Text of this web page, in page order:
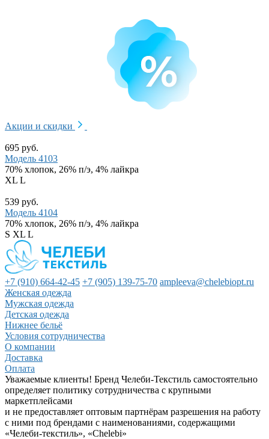
Акции и скидки
695 руб.
Модель 4103
70% хлопок, 26% п/э, 4% лайкра
XL L
539 руб.
Модель 4104
70% хлопок, 26% п/э, 4% лайкра
S XL L
+7 (910) 664-42-45 +7 (905) 139-75-70 ampleeva@chelebiopt.ru
Женская одежда
Мужская одежда
Детская одежда
Нижнее бельё
Условия сотрудничества
О компании
Доставка
Оплата
Уважаемые клиенты! Бренд Челеби-Текстиль самостоятельно
определяет политику сотрудничества с крупными
маркетплейсами
и не предоставляет оптовым партнёрам разрешения на работу
с ними под брендами с наименованиями, содержащими
«Челеби-текстиль», «Chelebi»